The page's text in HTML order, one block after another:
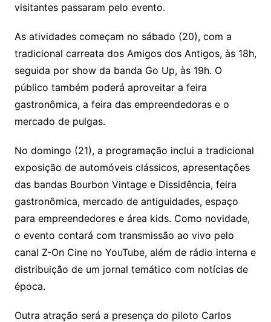
visitantes passaram pelo evento.
As atividades começam no sábado (20), com a
tradicional carreata dos Amigos dos Antigos, às 18h,
seguida por show da banda Go Up, às 19h. O
público também poderá aproveitar a feira
gastronômica, a feira das empreendedoras e o
mercado de pulgas.
No domingo (21), a programação inclui a tradicional
exposição de automóveis clássicos, apresentações
das bandas Bourbon Vintage e Dissidência, feira
gastronômica, mercado de antiguidades, espaço
para empreendedores e área kids. Como novidade,
o evento contará com transmissão ao vivo pelo
canal Z-On Cine no YouTube, além de rádio interna e
distribuição de um jornal temático com notícias de
época.
Outra atração será a presença do piloto Carlos